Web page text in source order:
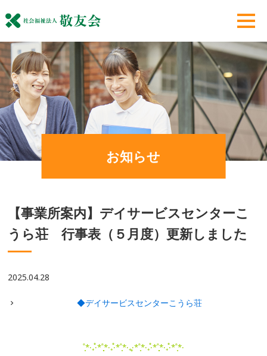
お知らせ
【事業所案内】デイサービスセンターこ
うら荘 行事表（５月度）更新しました
2025.04.28
◆デイサービスセンターこうら荘
˚̩͙*‧₊̊‧*˚̩͙̩͙*‧₊̊‧*˚̩͙*‧₊̥‧*˚̩͙*‧₊̊‧*˚̩͙̩͙*‧₊̊‧*˚̩͙*‧